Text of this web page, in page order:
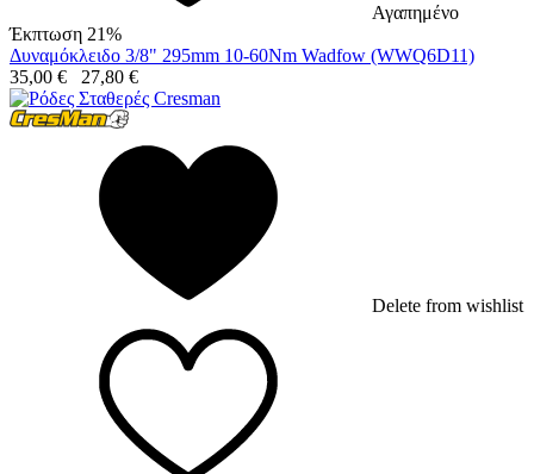
Αγαπημένο
Έκπτωση 21%
Δυναμόκλειδο 3/8" 295mm 10-60Nm Wadfow (WWQ6D11)
35,00 € 27,80 €
Delete from wishlist